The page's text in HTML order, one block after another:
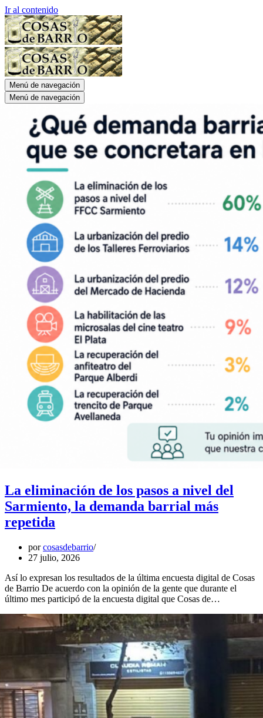
Ir al contenido
Menú de navegación
Menú de navegación
La eliminación de los pasos a nivel del
Sarmiento, la demanda barrial más
repetida
porcosasdebarrio
27 julio, 2026
Así lo expresan los resultados de la última encuesta digital de Cosas
de Barrio De acuerdo con la opinión de la gente que durante el
último mes participó de la encuesta digital que Cosas de…